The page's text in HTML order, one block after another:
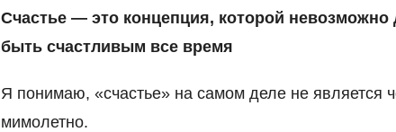
Счастье — это концепция, которой невозможно
быть счастливым все время
Я понимаю, «счастье» на самом деле не является
мимолетно.